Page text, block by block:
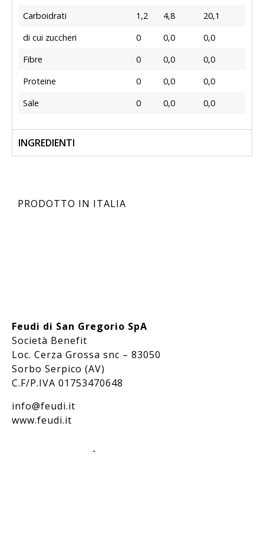
Carboidrati
1,2 4,8
20,1
di cui zuccheri
0 0,0
0,0
Fibre
0 0,0
0,0
Proteine
0 0,0
0,0
Sale
0 0,0 0,0
INGREDIENTI
PRODOTTO IN ITALIA
Feudi di San Gregorio SpA
Società Benefit
Loc. Cerza Grossa snc – 83050
Sorbo Serpico (AV)
C.F/P.IVA 01753470648
info@feudi.it
www.feudi.it